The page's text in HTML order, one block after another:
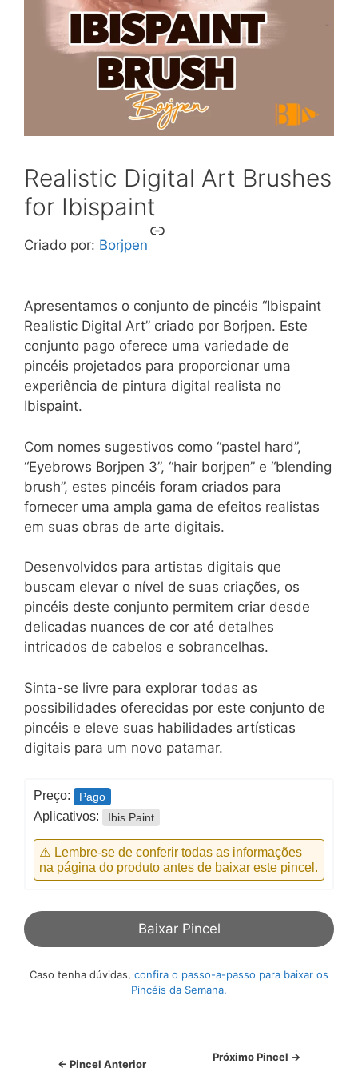
Realistic Digital Art Brushes
for Ibispaint
Criado por: Borjpen
Link
Apresentamos o conjunto de pincéis “Ibispaint
Realistic Digital Art” criado por Borjpen. Este
conjunto pago oferece uma variedade de
pincéis projetados para proporcionar uma
experiência de pintura digital realista no
Ibispaint.
Com nomes sugestivos como “pastel hard”,
“Eyebrows Borjpen 3”, “hair borjpen” e “blending
brush”, estes pincéis foram criados para
fornecer uma ampla gama de efeitos realistas
em suas obras de arte digitais.
Desenvolvidos para artistas digitais que
buscam elevar o nível de suas criações, os
pincéis deste conjunto permitem criar desde
delicadas nuances de cor até detalhes
intricados de cabelos e sobrancelhas.
Sinta-se livre para explorar todas as
possibilidades oferecidas por este conjunto de
pincéis e eleve suas habilidades artísticas
digitais para um novo patamar.
Preço: Pago
Aplicativos: Ibis Paint
⚠️ Lembre-se de conferir todas as informações
na página do produto antes de baixar este pincel.
Baixar Pincel
Caso tenha dúvidas, confira o passo-a-passo para baixar os
Pincéis da Semana.
← Pincel Anterior
Próximo Pincel →